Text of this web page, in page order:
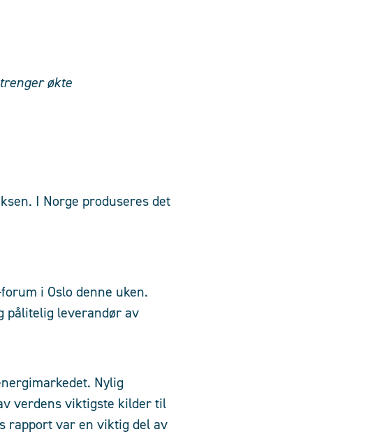
økte
I Norge produseres det
i Oslo denne uken.
pålitelig leverandør av
Nylig
verdens viktigste kilder til
rapport var en viktig del av